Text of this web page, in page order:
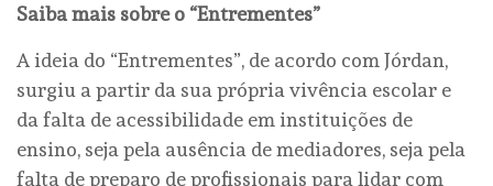
Saiba mais sobre o “Entrementes”
A ideia do “Entrementes”, de acordo com Jórdan,
surgiu a partir da sua própria vivência escolar e
da falta de acessibilidade em instituições de
ensino, seja pela ausência de mediadores, seja pela
falta de preparo de profissionais para lidar com